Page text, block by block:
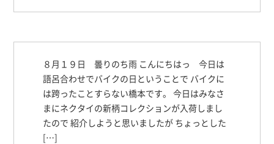
８月１９日 曇りのち雨 こんにちはっ 今日は
語呂合わせでバイクの日ということで バイクに
は跨ったことすらない橋本です。 今日はみなさ
まにネクタイの新柄コレクションが入荷しまし
たので 紹介しようと思いましたが ちょっとした
[…]